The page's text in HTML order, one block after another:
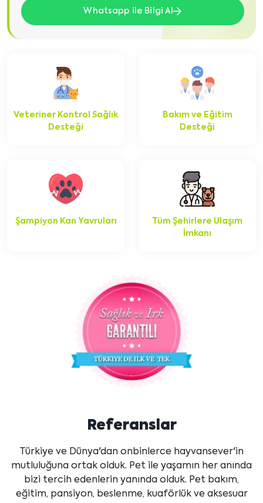
Whatsapp ile Bilgi Al
Veteriner Kontrol Sağlık
Desteği
Bakım ve Eğitim
Desteği
Şampiyon Kan Yavruları
Tüm Şehirlere Ulaşım
İmkanı
Referanslar
Türkiye ve Dünya'dan onbinlerce hayvansever'in
mutluluğuna ortak olduk. Pet ile yaşamın her anında
bizi tercih edenlerin yanında olduk. Pet bakım,
eğitim, pansiyon, beslenme, kuaförlük ve aksesuar